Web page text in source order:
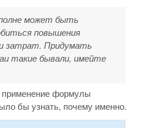
может быть
повышения
затрат. Придумать
такие бывали, имейте
применение формулы
бы узнать, почему именно.